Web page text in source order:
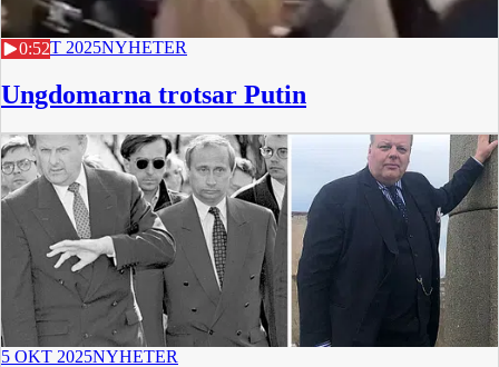
0:52
15 OKT 2025NYHETER
Ungdomarna trotsar Putin
5 OKT 2025NYHETER